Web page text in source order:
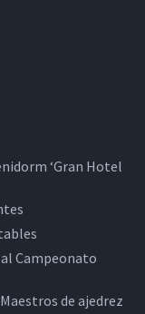
‘Gran Hotel
Campeonato
de ajedrez